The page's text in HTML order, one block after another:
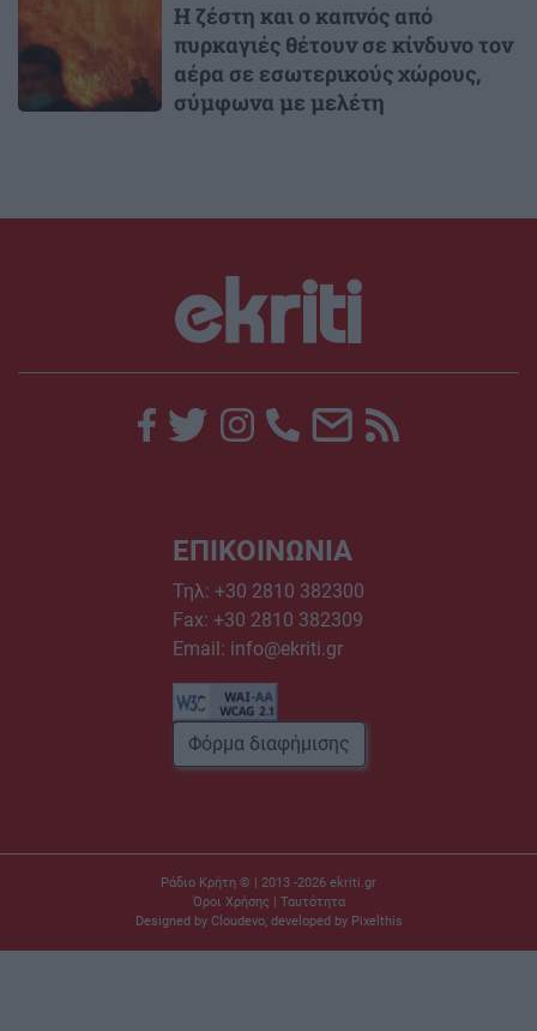
Η ζέστη και ο καπνός από
πυρκαγιές θέτουν σε κίνδυνο τον
αέρα σε εσωτερικούς χώρους,
σύμφωνα με μελέτη
ΕΠΙΚΟΙΝΩΝΙΑ
Τηλ: +30 2810 382300
Fax: +30 2810 382309
Email: info@ekriti.gr
Φόρμα διαφήμισης
Ράδιο Κρήτη © | 2013 -2026 ekriti.gr
Όροι Χρήσης
Ταυτότητα
Designed by Cloudevo, developed by Pixelthis